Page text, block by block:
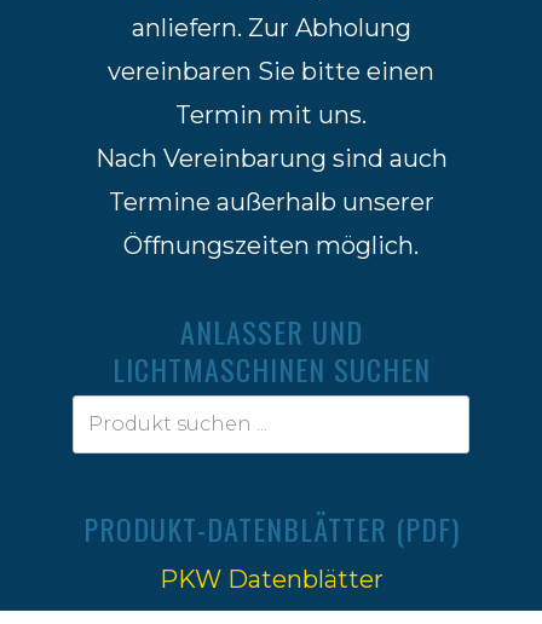
anliefern. Zur Abholung
vereinbaren Sie bitte einen
Termin mit uns.
Nach Vereinbarung sind auch
Termine außerhalb unserer
Öffnungszeiten möglich.
ANLASSER UND
LICHTMASCHINEN SUCHEN
PRODUKT-DATENBLÄTTER (PDF)
PKW Datenblätter